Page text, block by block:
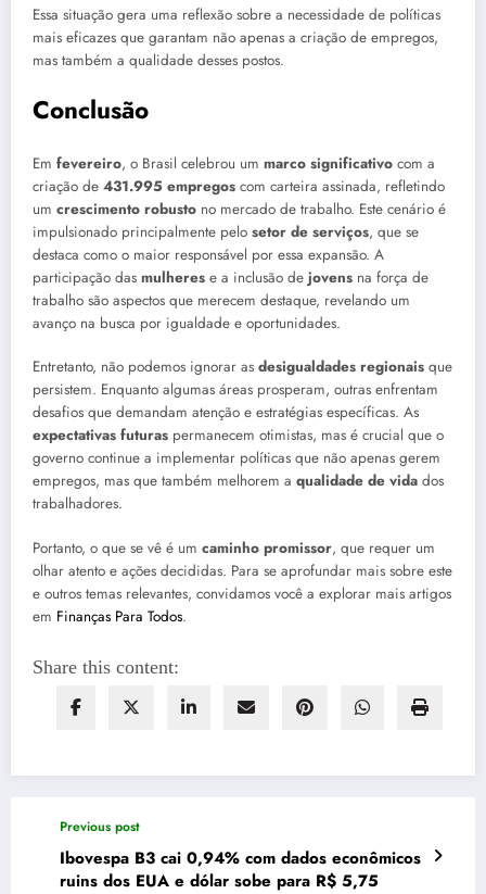
Essa situação gera uma reflexão sobre a necessidade de políticas
mais eficazes que garantam não apenas a criação de empregos,
mas também a qualidade desses postos.
Conclusão
Em fevereiro, o Brasil celebrou um marco significativo com a
criação de 431.995 empregos com carteira assinada, refletindo
um crescimento robusto no mercado de trabalho. Este cenário é
impulsionado principalmente pelo setor de serviços, que se
destaca como o maior responsável por essa expansão. A
participação das mulheres e a inclusão de jovens na força de
trabalho são aspectos que merecem destaque, revelando um
avanço na busca por igualdade e oportunidades.
Entretanto, não podemos ignorar as desigualdades regionais que
persistem. Enquanto algumas áreas prosperam, outras enfrentam
desafios que demandam atenção e estratégias específicas. As
expectativas futuras permanecem otimistas, mas é crucial que o
governo continue a implementar políticas que não apenas gerem
empregos, mas que também melhorem a qualidade de vida dos
trabalhadores.
Portanto, o que se vê é um caminho promissor, que requer um
olhar atento e ações decididas. Para se aprofundar mais sobre este
e outros temas relevantes, convidamos você a explorar mais artigos
em Finanças Para Todos.
Share this content:
Previous post
Ibovespa B3 cai 0,94% com dados econômicos
ruins dos EUA e dólar sobe para R$ 5,75